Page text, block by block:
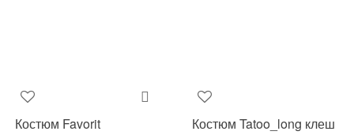
Костюм Favorit
Костюм Tatoo_long клеш